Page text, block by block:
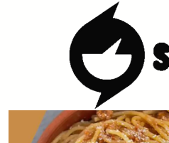
CARACTERISTICAS